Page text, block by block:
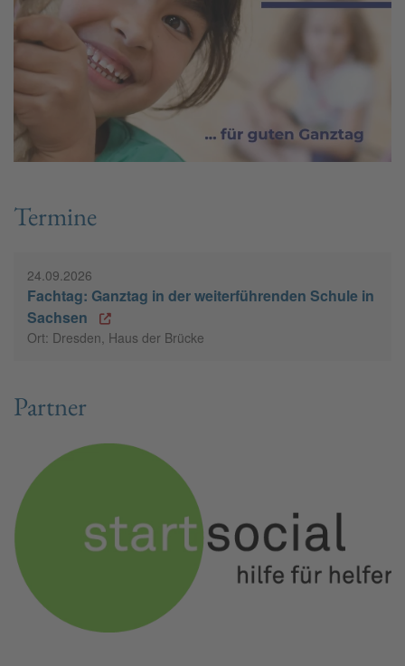
Termine
24.09.2026
Fachtag: Ganztag in der weiterführenden Schule in
Sachsen
Ort: Dresden, Haus der Brücke
Partner